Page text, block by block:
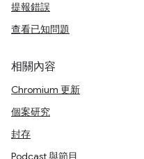
提報錯誤
查看已知問題
相關內容
Chromium 更新
個案研究
封存
Podcast 與節目